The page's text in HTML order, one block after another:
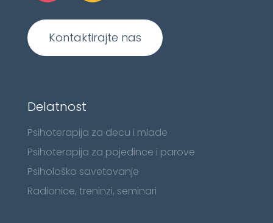
Kontaktirajte nas
Delatnost
Psihoterapija za decu i mlade
Psihoterapija za pojedince i parove
Psihološko savetovanje
Radionice, treninzi, seminari